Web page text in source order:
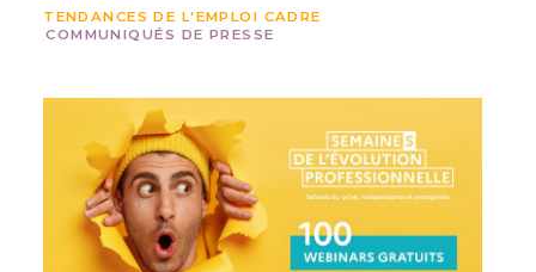
TENDANCES DE L'EMPLOI CADRE
COMMUNIQUÉS DE PRESSE